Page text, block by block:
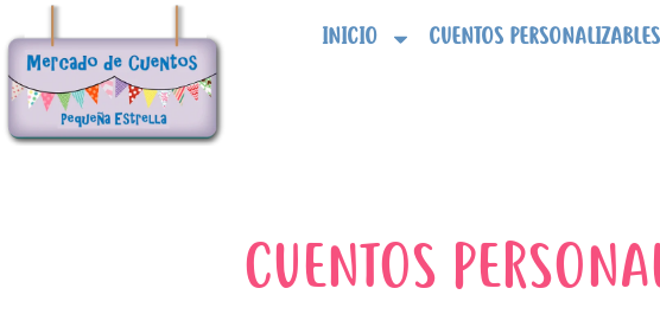
al
contenido
INICIO CUENTOS PERSONALIZABLES
CUENTOS